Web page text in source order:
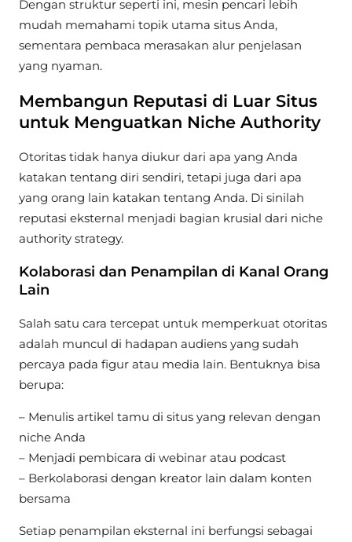
Dengan struktur seperti ini, mesin pencari lebih
mudah memahami topik utama situs Anda,
sementara pembaca merasakan alur penjelasan
yang nyaman.
Membangun Reputasi di Luar Situs
untuk Menguatkan Niche Authority
Otoritas tidak hanya diukur dari apa yang Anda
katakan tentang diri sendiri, tetapi juga dari apa
yang orang lain katakan tentang Anda. Di sinilah
reputasi eksternal menjadi bagian krusial dari niche
authority strategy.
Kolaborasi dan Penampilan di Kanal Orang
Lain
Salah satu cara tercepat untuk memperkuat otoritas
adalah muncul di hadapan audiens yang sudah
percaya pada figur atau media lain. Bentuknya bisa
berupa:
– Menulis artikel tamu di situs yang relevan dengan
niche Anda
– Menjadi pembicara di webinar atau podcast
– Berkolaborasi dengan kreator lain dalam konten
bersama
Setiap penampilan eksternal ini berfungsi sebagai